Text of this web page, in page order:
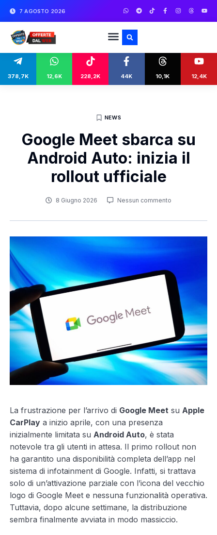
7 AGOSTO 2026
378,7K 12,6K 228,2K 44K 10,1K 12,4K
NEWS
Google Meet sbarca su
Android Auto: inizia il
rollout ufficiale
8 Giugno 2026 Nessun commento
La frustrazione per l’arrivo di Google Meet su Apple
CarPlay a inizio aprile, con una presenza
inizialmente limitata su Android Auto, è stata
notevole tra gli utenti in attesa. Il primo rollout non
ha garantito una disponibilità completa dell’app nel
sistema di infotainment di Google. Infatti, si trattava
solo di un’attivazione parziale con l’icona del vecchio
logo di Google Meet e nessuna funzionalità operativa.
Tuttavia, dopo alcune settimane, la distribuzione
sembra finalmente avviata in modo massiccio.